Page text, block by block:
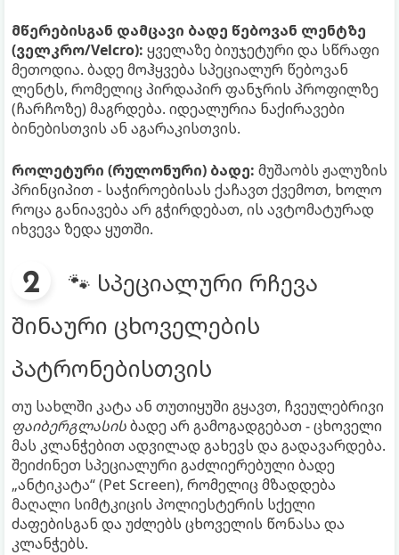
მწერებისგან დამცავი ბადე წებოვან ლენტზე
(ველკრო/Velcro): ყველაზე ბიუჯეტური და სწრაფი
მეთოდია. ბადე მოჰყვება სპეციალურ წებოვან
ლენტს, რომელიც პირდაპირ ფანჯრის პროფილზე
(ჩარჩოზე) მაგრდება. იდეალურია ნაქირავები
ბინებისთვის ან აგარაკისთვის.
როლეტური (რულონური) ბადე: მუშაობს ჟალუზის
პრინციპით - საჭიროებისას ქაჩავთ ქვემოთ, ხოლო
როცა განიავება არ გჭირდებათ, ის ავტომატურად
იხვევა ზედა ყუთში.
🐾 სპეციალური რჩევა
შინაური ცხოველების
პატრონებისთვის
თუ სახლში კატა ან თუთიყუში გყავთ, ჩვეულებრივი
ფაიბერგლასისბადე არ გამოგადგებათ - ცხოველი
მას კლანჭებით ადვილად გახევს და გადავარდება.
შეიძინეთ სპეციალური გაძლიერებული ბადე
„ანტიკატა“ (Pet Screen), რომელიც მზადდება
მაღალი სიმტკიცის პოლიესტერის სქელი
ძაფებისგან და უძლებს ცხოველის წონასა და
კლანჭებს.